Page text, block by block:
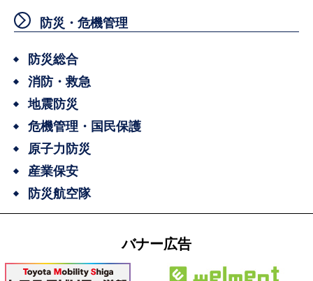
防災・危機管理
防災総合
消防・救急
地震防災
危機管理・国民保護
原子力防災
産業保安
防災航空隊
バナー広告